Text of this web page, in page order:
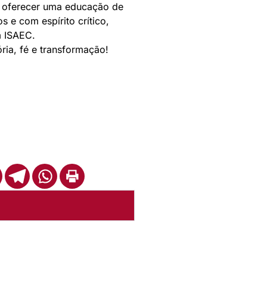
uma educação de
e com espírito crítico,
fé e transformação!